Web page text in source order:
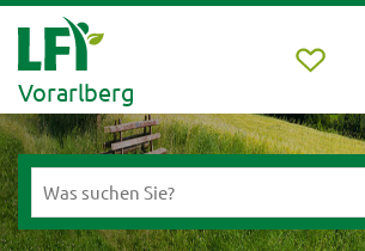
Vorarlberg